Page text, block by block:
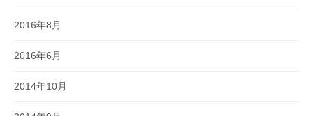
2016年8月
2016年6月
2014年10月